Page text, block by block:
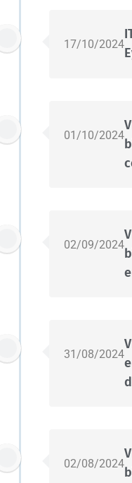
17/10/2024
01/10/2024
02/09/2024
31/08/2024
02/08/2024